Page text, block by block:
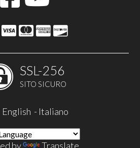
SSL-256
SITO SICURO
English - Italiano
by Translate